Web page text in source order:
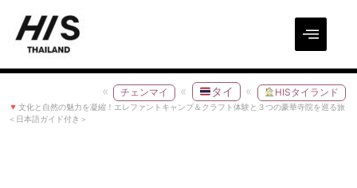
HISタイランド
タイ
チェンマイ
文化と自然の魅力を凝縮！エレファントキャンプ＆クラフト体験と３つの豪華寺院を巡る旅
＜日本語ガイド付き＞